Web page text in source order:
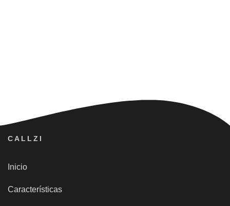
CALLZI
Inicio
Características